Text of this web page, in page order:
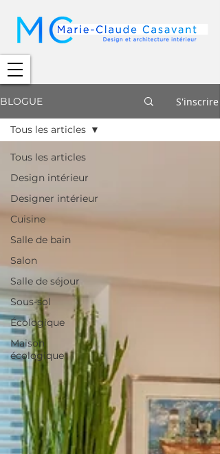
BLOGUE S'inscrire
Tous les articles
Design intérieur
Designer intérieur
Cuisine
Salle de bain
Salon
Salle de séjour
Sous-sol
Écologique
Maison
écologique
Tous les articles